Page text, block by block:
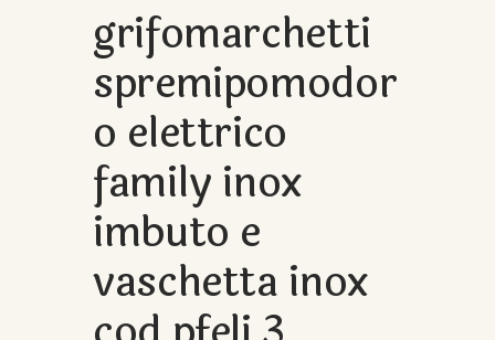
grifomarchetti
spremipomodor
o elettrico
family inox
imbuto e
vaschetta inox